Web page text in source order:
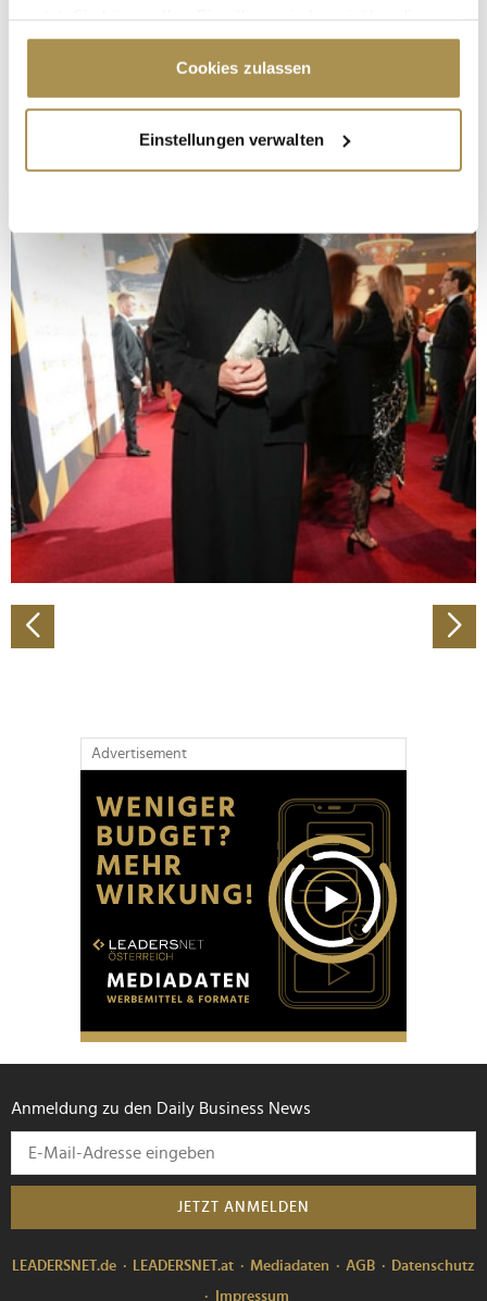
Cookie-Erklärung oder durch Klicken auf das Privacy
Trigger Symbol ändern oder widerrufen
Informationen über Ihre geografische Lage
erfassen, welche bis auf einige Meter genau sein
bestimmten Merkmalen (Fingerprinting) identifizieren
Erfahren Sie mehr darüber, wie Ihre persönlichen Daten
verarbeitet werden, und legen Sie Ihre Präferenzen im
Abschnitt Einzelheiten
fest.
Wir verwenden Cookies, um Inhalte und Anzeigen zu
personalisieren, Funktionen für soziale Medien anbieten
zu können und die Zugriffe auf unsere Website zu
analysieren. Außerdem geben wir Informationen zu Ihrer
Verwendung unserer Website an unsere Partner für
soziale Medien, Werbung und Analysen weiter. Unsere
Partner führen diese Informationen möglicherweise mit
weiteren Daten zusammen, die Sie ihnen bereitgestellt
gesammelt haben.
Cookies zulassen
Einstellungen verwalten
Advertisement
Anmeldung zu den Daily Business News
JETZT ANMELDEN
LEADERSNET.de LEADERSNET.at Mediadaten AGB
Datenschutz
Impressum